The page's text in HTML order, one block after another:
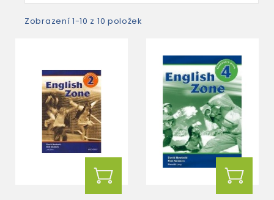
Zobrazení 1-10 z 10 položek